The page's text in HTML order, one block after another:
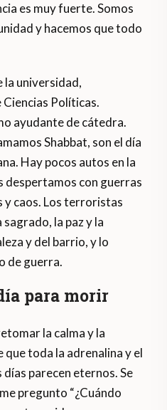
es muy fuerte. Somos
y hacemos que todo
la universidad,
Políticas.
ayudante de cátedra.
Shabbat, son el día
Hay pocos autos en la
despertamos con guerras
y caos. Los terroristas
la paz y la
y del barrio, y lo
de guerra.
para morir
la calma y la
toda la adrenalina y el
parecen eternos. Se
pregunto “¿Cuándo